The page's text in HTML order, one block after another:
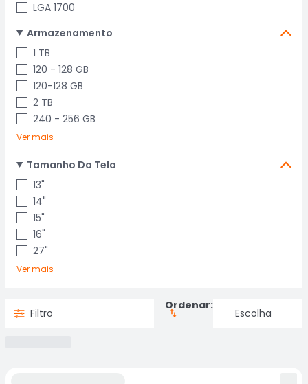
LGA 1700
Armazenamento
1 TB
120 - 128 GB
120-128 GB
2 TB
240 - 256 GB
Ver mais
Tamanho Da Tela
13"
14"
15"
16"
27"
Ver mais
Filtro
Ordenar: